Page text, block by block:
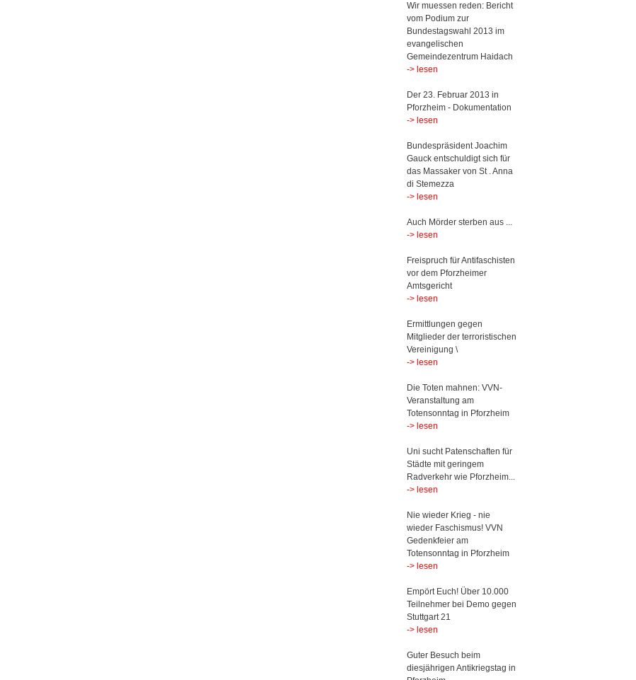
Wir muessen reden: Bericht
vom Podium zur
Bundestagswahl 2013 im
evangelischen
Gemeindezentrum Haidach
-> lesen
Der 23. Februar 2013 in
Pforzheim - Dokumentation
-> lesen
Bundespräsident Joachim
Gauck entschuldigt sich für
das Massaker von St . Anna
di Stemezza
-> lesen
Auch Mörder sterben aus ...
-> lesen
Freispruch für Antifaschisten
vor dem Pforzheimer
Amtsgericht
-> lesen
Ermittlungen gegen
Mitglieder der terroristischen
Vereinigung \
-> lesen
Die Toten mahnen: VVN-
Veranstaltung am
Totensonntag in Pforzheim
-> lesen
Uni sucht Patenschaften für
Städte mit geringem
Radverkehr wie Pforzheim...
-> lesen
Nie wieder Krieg - nie
wieder Faschismus! VVN
Gedenkfeier am
Totensonntag in Pforzheim
-> lesen
Empört Euch! Über 10.000
Teilnehmer bei Demo gegen
Stuttgart 21
-> lesen
Guter Besuch beim
diesjährigen Antikriegstag in